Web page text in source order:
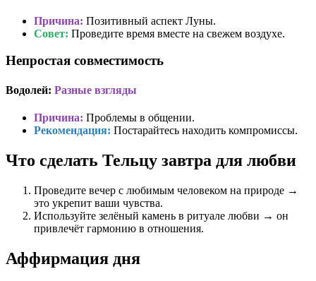
Причина: Позитивный аспект Луны.
Совет: Проведите время вместе на свежем воздухе.
Непростая совместимость
Водолей: Разные взгляды
Причина: Проблемы в общении.
Рекомендация: Постарайтесь находить компромиссы.
Что сделать Тельцу завтра для любви
Проведите вечер с любимым человеком на природе →
это укрепит ваши чувства.
Используйте зелёный камень в ритуале любви → он
привлечёт гармонию в отношения.
Аффирмация дня